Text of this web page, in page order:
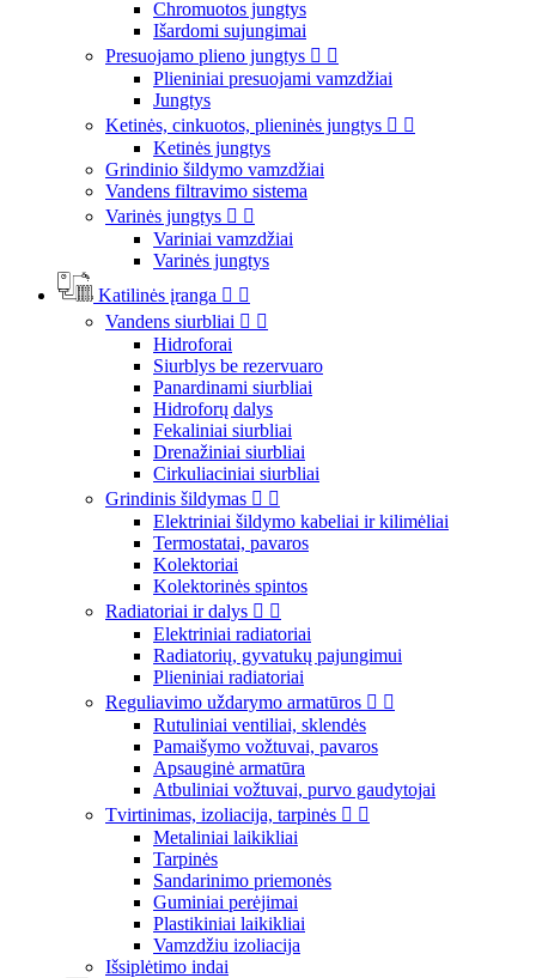
Chromuotos jungtys
Išardomi sujungimai
Presuojamo plieno jungtys  
Plieniniai presuojami vamzdžiai
Jungtys
Ketinės, cinkuotos, plieninės jungtys  
Ketinės jungtys
Grindinio šildymo vamzdžiai
Vandens filtravimo sistema
Varinės jungtys  
Variniai vamzdžiai
Varinės jungtys
Katilinės įranga  
Vandens siurbliai  
Hidroforai
Siurblys be rezervuaro
Panardinami siurbliai
Hidroforų dalys
Fekaliniai siurbliai
Drenažiniai siurbliai
Cirkuliaciniai siurbliai
Grindinis šildymas  
Elektriniai šildymo kabeliai ir kilimėliai
Termostatai, pavaros
Kolektoriai
Kolektorinės spintos
Radiatoriai ir dalys  
Elektriniai radiatoriai
Radiatorių, gyvatukų pajungimui
Plieniniai radiatoriai
Reguliavimo uždarymo armatūros  
Rutuliniai ventiliai, sklendės
Pamaišymo vožtuvai, pavaros
Apsauginė armatūra
Atbuliniai vožtuvai, purvo gaudytojai
Tvirtinimas, izoliacija, tarpinės  
Metaliniai laikikliai
Tarpinės
Sandarinimo priemonės
Guminiai perėjimai
Plastikiniai laikikliai
Vamzdžiu izoliacija
Išsiplėtimo indai